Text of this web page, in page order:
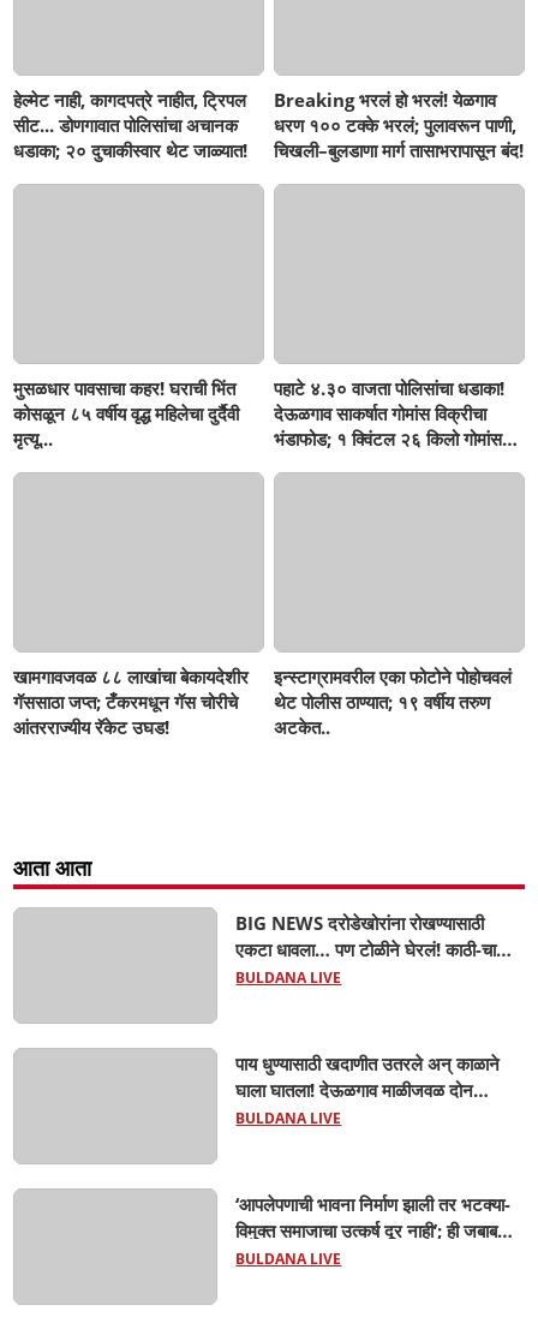
हेल्मेट नाही, कागदपत्रे नाहीत, ट्रिपल
सीट... डोणगावात पोलिसांचा अचानक
धडाका; २० दुचाकीस्वार थेट जाळ्यात!
Breaking भरलं हो भरलं! येळगाव
धरण १०० टक्के भरलं; पुलावरून पाणी,
चिखली–बुलडाणा मार्ग तासाभरापासून बंद!
मुसळधार पावसाचा कहर! घराची भिंत
कोसळून ८५ वर्षीय वृद्ध महिलेचा दुर्दैवी
मृत्यू...
पहाटे ४.३० वाजता पोलिसांचा धडाका!
देऊळगाव साकर्षात गोमांस विक्रीचा
भंडाफोड; १ क्विंटल २६ किलो गोमांस
खामगावजवळ ८८ लाखांचा बेकायदेशीर
गॅससाठा जप्त; टँकरमधून गॅस चोरीचे
आंतरराज्यीय रॅकेट उघड!
इन्स्टाग्रामवरील एका फोटोने पोहोचवलं
थेट पोलीस ठाण्यात; १९ वर्षीय तरुण
अटकेत..
आता आता
BIG NEWS दरोडेखोरांना रोखण्यासाठी
एकटा धावला… पण टोळीने घेरलं! काठी-चाकूचे
सपासप वार; ५२ वर्षीय शेतकऱ्याचा दुर्दैवी अंत!
BULDANA LIVE
पाय धुण्यासाठी खदाणीत उतरले अन् काळाने
घाला घातला! देऊळगाव माळीजवळ दोन
चिमुकल्यांचा बुडून दुर्दैवी मृत्यू; कोराडी प्रकल्प
BULDANA LIVE
‘आपलेपणाची भावना निर्माण झाली तर भटक्या-
विमुक्त समाजाचा उत्कर्ष दूर नाही’; ही जबाबदारी
केवळ सरकारची नाही,आपल्या सर्वांची !
BULDANA LIVE